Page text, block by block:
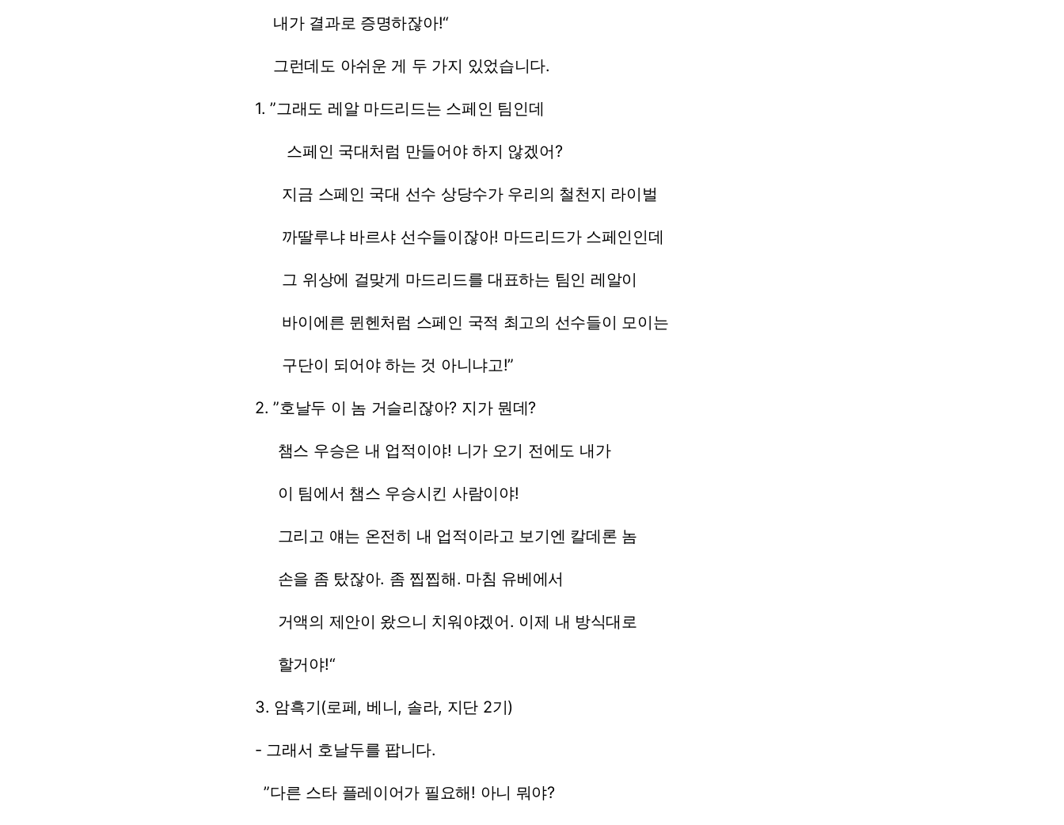
내가 결과로 증명하잖아!“
그런데도 아쉬운 게 두 가지 있었습니다.
1.”그래도 레알 마드리드는 스페인 팀인데
스페인 국대처럼 만들어야 하지 않겠어?
지금 스페인 국대 선수 상당수가 우리의 철천지 라이벌
까딸루냐 바르샤 선수들이잖아! 마드리드가스페인인데
그 위상에 걸맞게 마드리드를 대표하는 팀인 레알이
바이에른 뮌헨처럼 스페인 국적 최고의 선수들이 모이는
구단이 되어야 하는 것 아니냐고!”
2.”호날두 이 놈 거슬리잖아? 지가뭔데?
챔스 우승은 내 업적이야! 니가 오기 전에도 내가
이 팀에서 챔스 우승시킨 사람이야!
그리고 얘는 온전히 내 업적이라고 보기엔 칼데론 놈
손을 좀 탔잖아. 좀 찝찝해. 마침 유베에서
거액의 제안이 왔으니 치워야겠어. 이제 내 방식대로
할거야!“
3. 암흑기(로페, 베니, 솔라, 지단 2기)
- 그래서 호날두를 팝니다.
”다른 스타 플레이어가 필요해! 아니 뭐야?